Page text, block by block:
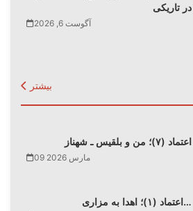
در تاریکی
آگوست 6, 2026
بیشتر
اعتماد (۷)؛ من و بلقیس ـ شهناز
09 مارس 2026
اعتماد (۱)؛ اهدا به مزاری…